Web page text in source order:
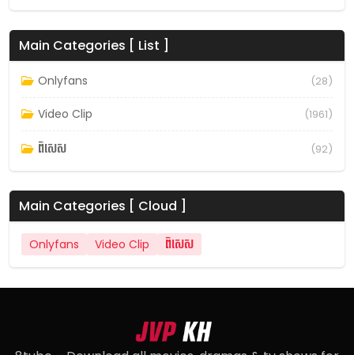
Main Categories [ List ]
Onlyfans (28)
Video Clip (1961)
ពិសេស (92)
Main Categories [ Cloud ]
Onlyfans Video Clip ពិសេស